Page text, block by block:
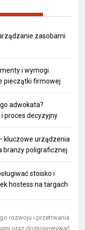
zasobami
i wymogi
pieczątki firmowej
adwokata?
proces decyzyjny
kluczowe urządzenia
branży poligraficznej
stoisko i
hostess na targach
rozwoju i przetrwania
oraz dostosowywać